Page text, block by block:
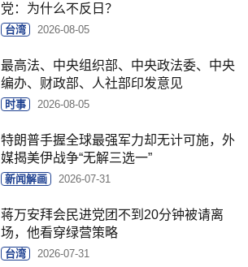
党：为什么不反日？
台湾 2026-08-05
最高法、中央组织部、中央政法委、中央
编办、财政部、人社部印发意见
时事 2026-08-05
特朗普手握全球最强军力却无计可施，外
媒揭美伊战争“无解三选一”
新闻解画 2026-07-31
蒋万安拜会民进党团不到20分钟被请离
场，他看穿绿营策略
台湾 2026-07-31